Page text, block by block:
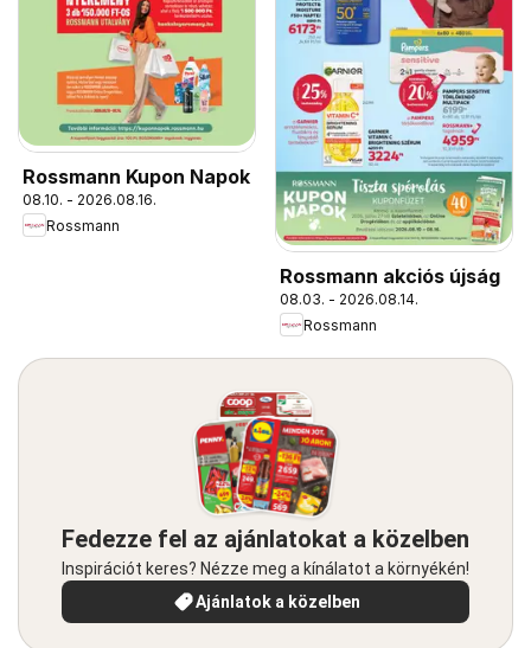
Rossmann Kupon Napok
08.10. - 2026.08.16.
Rossmann
Rossmann akciós újság
08.03. - 2026.08.14.
Rossmann
Fedezze fel az ajánlatokat a közelben
Inspirációt keres? Nézze meg a kínálatot a környékén!
Ajánlatok a közelben